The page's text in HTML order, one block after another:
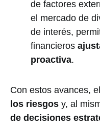
de factores
el mercado de
de interés,
financieros
proactiva.
Con estos avances,
los riesgos y, al
de decisiones